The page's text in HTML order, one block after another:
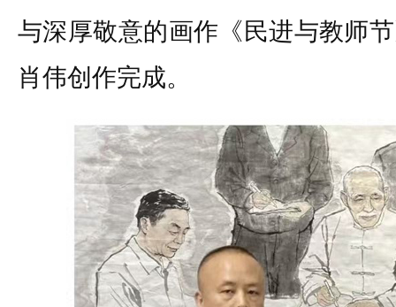
与深厚敬意的画作《民进与教师
肖伟创作完成。